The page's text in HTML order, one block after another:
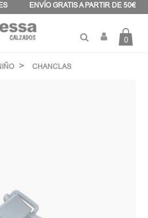
ENVÍO GRATIS A PARTIR DE 50€
0
CHANCLAS